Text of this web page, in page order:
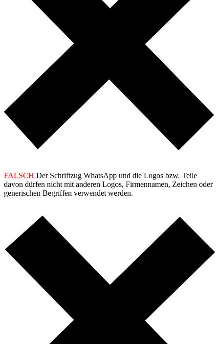
FALSCH Der Schriftzug WhatsApp und die Logos bzw. Teile
davon dürfen nicht mit anderen Logos, Firmennamen, Zeichen oder
generischen Begriffen verwendet werden.